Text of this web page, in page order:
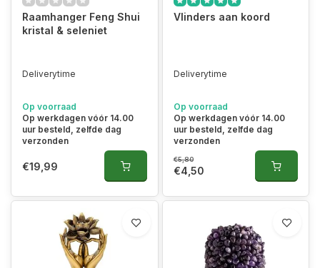
Raamhanger Feng Shui
kristal & seleniet
Deliverytime
Op voorraad
Op werkdagen vóór 14.00
uur besteld, zelfde dag
verzonden
€19,99
Vlinders aan koord
Deliverytime
Op voorraad
Op werkdagen vóór 14.00
uur besteld, zelfde dag
verzonden
€5,80
€4,50